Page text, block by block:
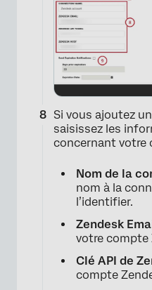
Si vous ajoutez
saisissez les
concernant votre
Nom de la
nom à la
l’identifier.
Zendesk
votre compte
Clé API de
compte